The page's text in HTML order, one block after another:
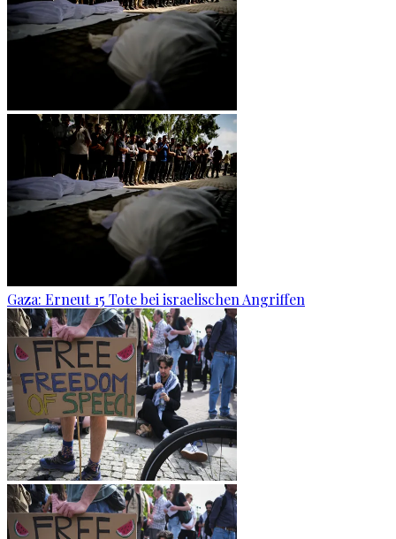
Gaza: Erneut 15 Tote bei israelischen Angriffen